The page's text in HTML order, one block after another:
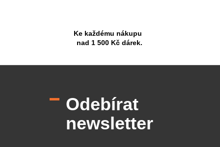
Ke každému nákupu
nad 1 500 Kč dárek.
Odebírat
newsletter